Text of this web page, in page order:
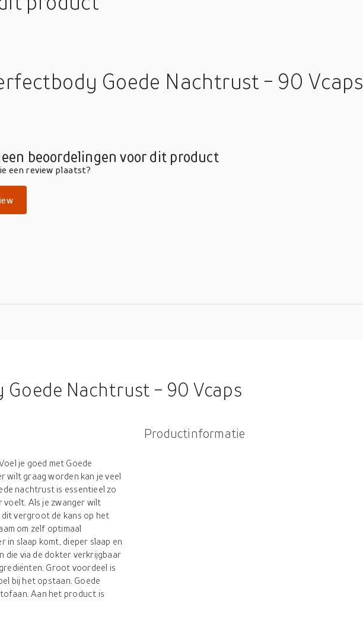
Goede Nachtrust - 90 Vcaps
beoordelingen voor dit product
een review plaatst?
Nachtrust - 90 Vcaps
je goed met Goede
wilt graag worden kan je veel
nachtrust is essentieel zo
voelt. Als je zwanger wilt
dit vergroot de kans op het
om zelf optimaal
in slaap komt, dieper slaap en
die via de dokter verkrijgbaar
Groot voordeel is
bij het opstaan. Goede
Aan het product is
de capsule vegetarisch
Productinformatie